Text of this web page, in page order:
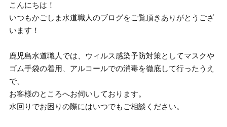
こんにちは！
いつもかごしま水道職人のブログをご覧頂きありがとうござ
います！
鹿児島水道職人では、ウィルス感染予防対策としてマスクや
ゴム手袋の着用、アルコールでの消毒を徹底して行ったうえ
で、
お客様のところへお伺いしております。
水回りでお困りの際にはいつでもご相談ください。